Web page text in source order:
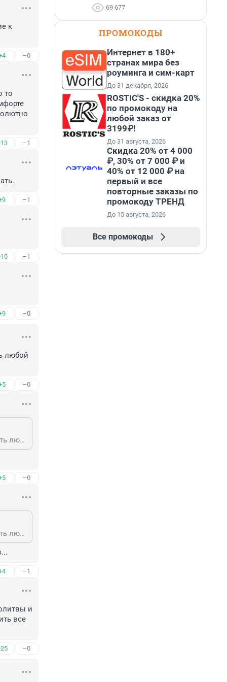
к
–0
то
–1
–1
–1
–0
любой
–0
Именно через рекламу традиции и разрушаются. Рекламщики могут изгадить любой патриотический образ. И никакой ГОСТ ни за 3,9 ни за 5 млрд. не защитит.
–0
Именно через рекламу традиции и разрушаются. Рекламщики могут изгадить любой патриотический образ. И никакой ГОСТ ни за 3,9 ни за 5 млрд. не защитит.
–1
и
все
–0
69 677
ПРОМОКОДЫ
Интернет в 180+
странах мира без
роуминга и сим-карт
До 31 декабря, 2026
ROSTIC'S - скидка 20%
по промокоду на
любой заказ от
3199₽!
До 31 августа, 2026
Скидка 20% от 4 000
₽, 30% от 7 000 ₽ и
40% от 12 000 ₽ на
первый и все
повторные заказы по
промокоду ТРЕНД
До 15 августа, 2026
Все промокоды